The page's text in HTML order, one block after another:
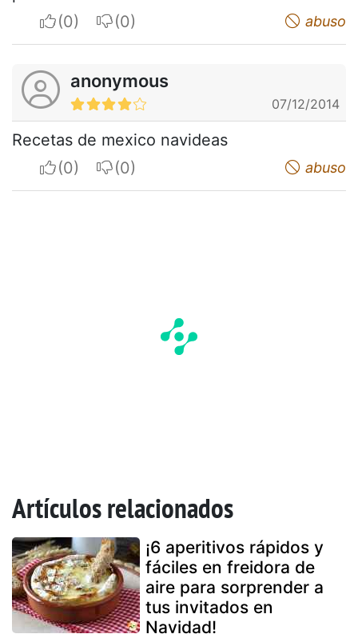
I apreciateI do not appreciate abuso
anonymous
07/12/2014
Recetas de mexico navideas
I apreciateI do not appreciate abuso
Artículos relacionados
¡6 aperitivos rápidos y
fáciles en freidora de
aire para sorprender a
tus invitados en
Navidad!